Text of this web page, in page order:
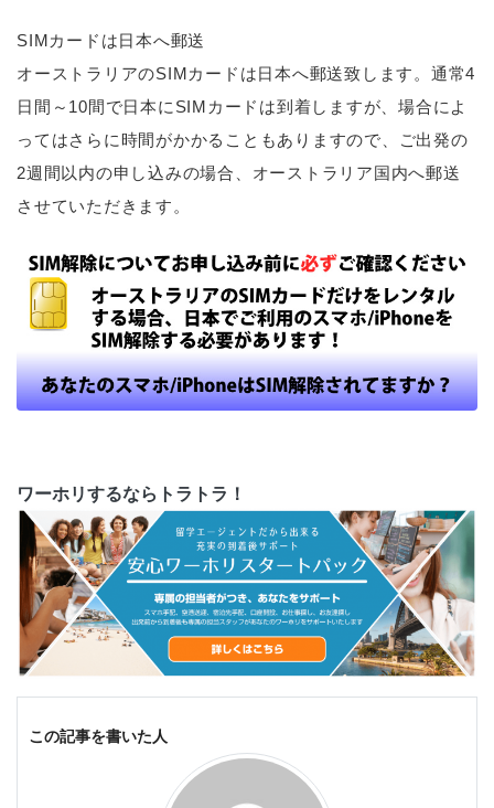
SIMカードは日本へ郵送
オーストラリアのSIMカードは日本へ郵送致します。通常4
日間～10間で日本にSIMカードは到着しますが、場合によ
ってはさらに時間がかかることもありますので、ご出発の
2週間以内の申し込みの場合、オーストラリア国内へ郵送
させていただきます。
ワーホリするならトラトラ！
この記事を書いた人